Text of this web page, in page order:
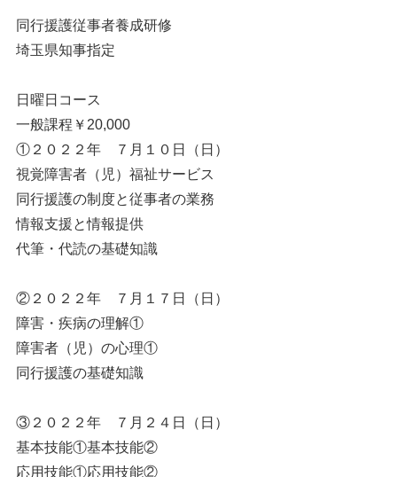
同行援護従事者養成研修
埼玉県知事指定
日曜日コース
一般課程￥20,000
①２０２２年 ７月１０日（日）
視覚障害者（児）福祉サービス
同行援護の制度と従事者の業務
情報支援と情報提供
代筆・代読の基礎知識
②２０２２年 ７月１７日（日）
障害・疾病の理解①
障害者（児）の心理①
同行援護の基礎知識
③２０２２年 ７月２４日（日）
基本技能①基本技能②
応用技能①応用技能②